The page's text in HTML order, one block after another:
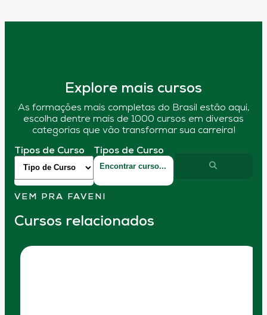
Explore mais cursos
As formações mais completas do Brasil estão aqui,
escolha dentre mais de 1000 cursos em diversas
categorias que vão transformar sua carreira!
Tipos de Curso Tipos de Curso
VEM PRA FAVENI
Cursos relacionados